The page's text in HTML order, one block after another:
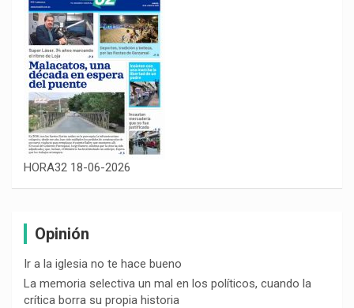
HORA32 18-06-2026
Opinión
Ir a la iglesia no te hace bueno
La memoria selectiva un mal en los políticos, cuando la
crítica borra su propia historia